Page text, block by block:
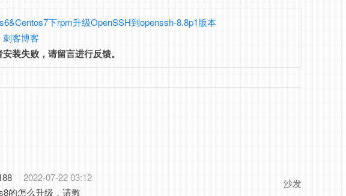
下rpm升级OpenSSH到openssh-8.8p1版本
刺客博客
装失败，请留言进行反馈。
沙发
2022-07-22 03:12
的怎么升级，请教